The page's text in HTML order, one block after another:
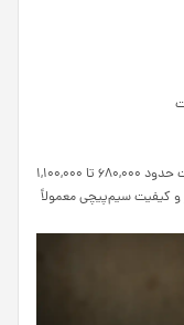
پمپ آب کمپر ۱۲ ولت و مدل‌های مشابه اغلب با قیمت حدود ۶۸۰,۰۰۰ تا ۱,۱۰۰,۰۰۰
و کیفیت سیم‌پیچی معمولاً